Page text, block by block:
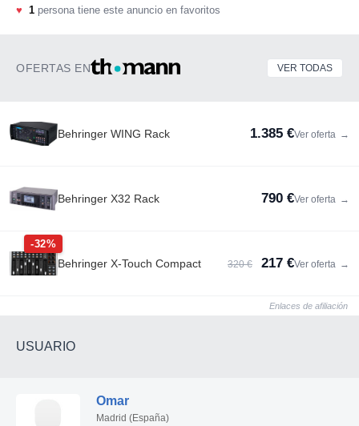
USB Compatible. Built-In USB/MIDI Interface
3 Digit LED Display
Built-In Demo
♥ 1 persona tiene este anuncio en favoritos
OFERTAS EN VER TODAS
Behringer WING Rack 1.385 €Ver oferta →
Behringer X32 Rack 790 €Ver oferta →
-32%
Behringer X-Touch Compact 320 € 217 €Ver oferta →
Enlaces de afiliación
USUARIO
Omar
Madrid (España)